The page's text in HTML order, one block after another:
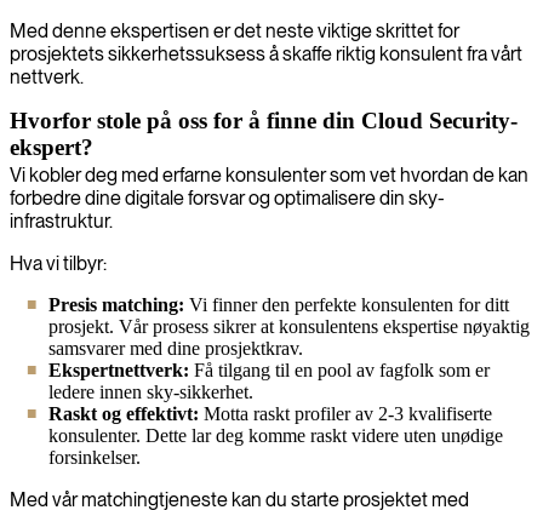
Med denne ekspertisen er det neste viktige skrittet for
prosjektets sikkerhetssuksess å skaffe riktig konsulent fra vårt
nettverk.
Hvorfor stole på oss for å finne din Cloud Security-
ekspert?
Vi kobler deg med erfarne konsulenter som vet hvordan de kan
forbedre dine digitale forsvar og optimalisere din sky-
infrastruktur.
Hva vi tilbyr:
Presis matching: Vi finner den perfekte konsulenten for ditt
prosjekt. Vår prosess sikrer at konsulentens ekspertise nøyaktig
samsvarer med dine prosjektkrav.
Ekspertnettverk: Få tilgang til en pool av fagfolk som er
ledere innen sky-sikkerhet.
Raskt og effektivt: Motta raskt profiler av 2-3 kvalifiserte
konsulenter. Dette lar deg komme raskt videre uten unødige
forsinkelser.
Med vår matchingtjeneste kan du starte prosjektet med